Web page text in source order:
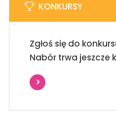
KONKURSY
Zgłoś się do
Nabór trwa jeszcze